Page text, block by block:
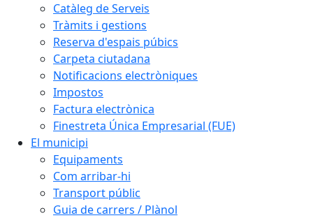
Catàleg de Serveis
Tràmits i gestions
Reserva d'espais púbics
Carpeta ciutadana
Notificacions electròniques
Impostos
Factura electrònica
Finestreta Única Empresarial (FUE)
El municipi
Equipaments
Com arribar-hi
Transport públic
Guia de carrers / Plànol